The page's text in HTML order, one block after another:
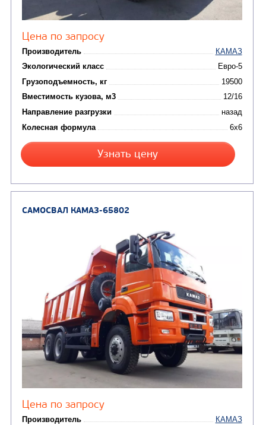
Грузоподъемность, кг
Вместимость кузова, м3
Направление разгрузки
Колесная формула
Узнать цену
от 5 100 000